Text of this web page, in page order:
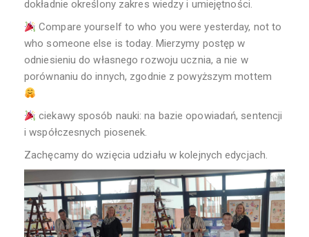
dokładnie określony zakres wiedzy i umiejętności.
Compare yourself to who you were yesterday, not to
who someone else is today. Mierzymy postęp w
odniesieniu do własnego rozwoju ucznia, a nie w
porównaniu do innych, zgodnie z powyższym mottem
ciekawy sposób nauki: na bazie opowiadań, sentencji
i współczesnych piosenek.
Zachęcamy do wzięcia udziału w kolejnych edycjach.